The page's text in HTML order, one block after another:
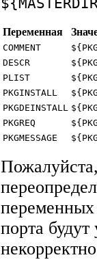
Переменная
COMMENT
DESCR
PLIST
PKGINSTALL
PKGDEINSTALL
PKGREQ
PKGMESSAGE
порта